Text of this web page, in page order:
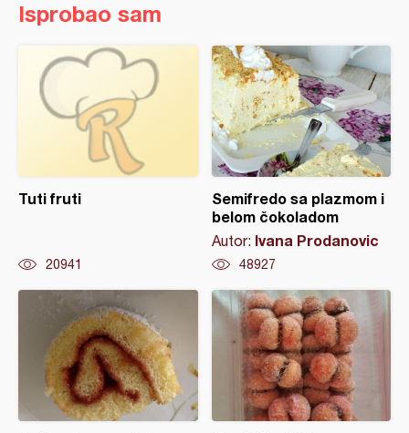
Isprobao sam
Tuti fruti
20941
Semifredo sa plazmom i
belom čokoladom
Autor: Ivana Prodanovic
48927